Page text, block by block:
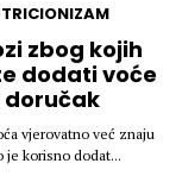
zbog kojih
dodati voće
doručak
vjerovatno već znaju
je korisno dodat...